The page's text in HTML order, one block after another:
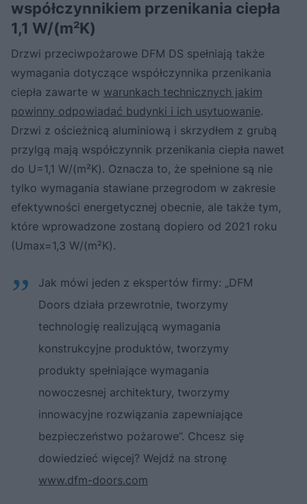
współczynnikiem przenikania ciepła
1,1 W/(m²K)
Drzwi przeciwpożarowe DFM DS spełniają także
wymagania dotyczące współczynnika przenikania
ciepła zawarte w warunkach technicznych jakim
powinny odpowiadać budynki i ich usytuowanie.
Drzwi z ościeżnicą aluminiową i skrzydłem z grubą
przylgą mają współczynnik przenikania ciepła nawet
do U=1,1 W/(m²K). Oznacza to, że spełnione są nie
tylko wymagania stawiane przegrodom w zakresie
efektywności energetycznej obecnie, ale także tym,
które wprowadzone zostaną dopiero od 2021 roku
(Umax=1,3 W/(m²K).
Jak mówi jeden z ekspertów firmy: „DFM
Doors działa przewrotnie, tworzymy
technologię realizującą wymagania
konstrukcyjne produktów, tworzymy
produkty spełniające wymagania
nowoczesnej architektury, tworzymy
innowacyjne rozwiązania zapewniające
bezpieczeństwo pożarowe”. Chcesz się
dowiedzieć więcej? Wejdź na stronę
www.dfm-doors.com